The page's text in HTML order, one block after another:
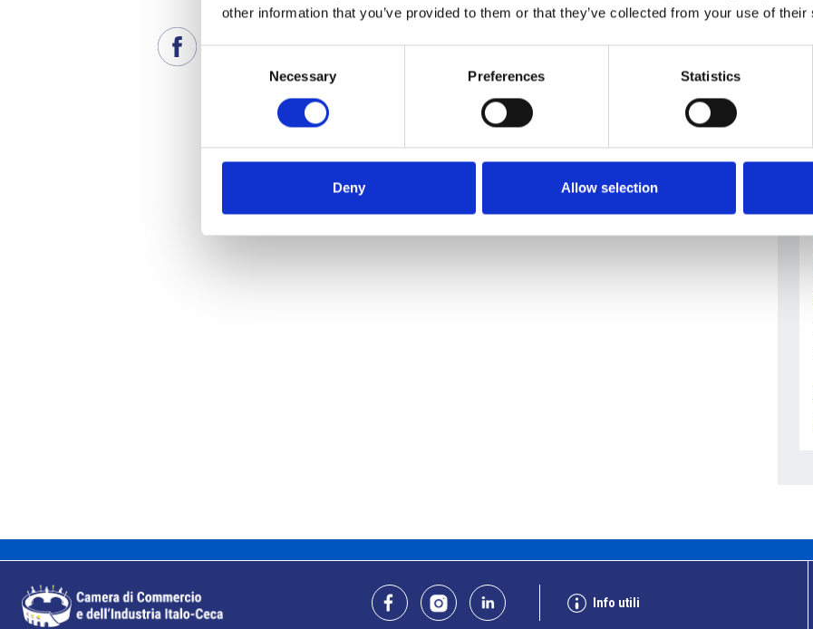
other information that you’ve provided to them or that they’ve collected from your use of their
Necessary Preferences Statistics
Deny Allow selection
Info utili